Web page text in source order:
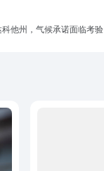
他州，气候承诺面临考验